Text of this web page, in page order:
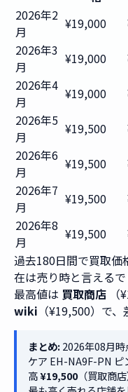
2026年2
月
¥19,000
2026年3
月
¥19,000
2026年4
月
¥19,000
2026年5
月
¥19,500
2026年6
月
¥19,500
2026年7
月
¥19,500
2026年8
月
¥19,500
過去180日間で買取価
在は売り時と言えるで
最高値は 買取商店
wiki （¥19,500）で
まとめ:2026年08月
ケア EH-NA9F-PN ピ
高¥19,500（買取商